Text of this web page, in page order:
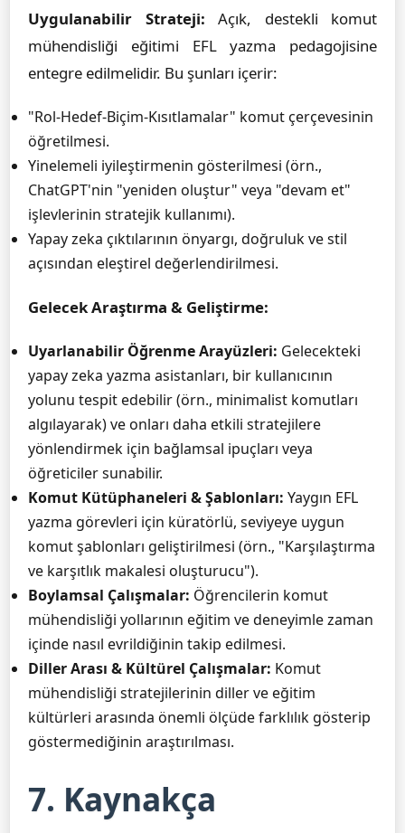
Uygulanabilir Strateji: Açık, destekli komut
mühendisliği eğitimi EFL yazma pedagojisine
entegre edilmelidir. Bu şunları içerir:
"Rol-Hedef-Biçim-Kısıtlamalar" komut çerçevesinin
öğretilmesi.
Yinelemeli iyileştirmenin gösterilmesi (örn.,
ChatGPT'nin "yeniden oluştur" veya "devam et"
işlevlerinin stratejik kullanımı).
Yapay zeka çıktılarının önyargı, doğruluk ve stil
açısından eleştirel değerlendirilmesi.
Gelecek Araştırma & Geliştirme:
Uyarlanabilir Öğrenme Arayüzleri: Gelecekteki
yapay zeka yazma asistanları, bir kullanıcının
yolunu tespit edebilir (örn., minimalist komutları
algılayarak) ve onları daha etkili stratejilere
yönlendirmek için bağlamsal ipuçları veya
öğreticiler sunabilir.
Komut Kütüphaneleri & Şablonları: Yaygın EFL
yazma görevleri için küratörlü, seviyeye uygun
komut şablonları geliştirilmesi (örn., "Karşılaştırma
ve karşıtlık makalesi oluşturucu").
Boylamsal Çalışmalar: Öğrencilerin komut
mühendisliği yollarının eğitim ve deneyimle zaman
içinde nasıl evrildiğinin takip edilmesi.
Diller Arası & Kültürel Çalışmalar: Komut
mühendisliği stratejilerinin diller ve eğitim
kültürleri arasında önemli ölçüde farklılık gösterip
göstermediğinin araştırılması.
7. Kaynakça